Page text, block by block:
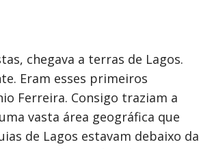
chegava a terras de Lagos.
Eram esses primeiros
Ferreira. Consigo traziam a
vasta área geográfica que
de Lagos estavam debaixo da